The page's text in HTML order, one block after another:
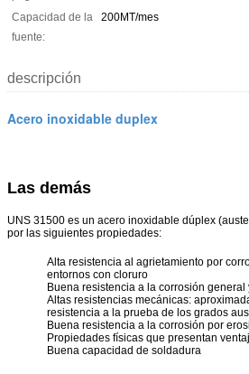
Capacidad de la
fuente:
200MT/mes
descripción
Acero inoxidable duplex
Las demás
UNS 31500 es un acero inoxidable dúplex
por las siguientes propiedades:
Alta resistencia al agrietamiento por
entornos con cloruro
Buena resistencia a la corrosión general
Altas resistencias mecánicas:
resistencia a la prueba de los grados
Buena resistencia a la corrosión por
Propiedades físicas que presentan
Buena capacidad de soldadura